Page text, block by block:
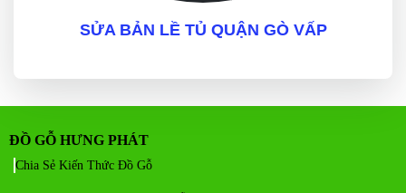
SỬA BẢN LỀ TỦ QUẬN GÒ VẤP
ĐỒ GỖ HƯNG PHÁT
Chia Sẻ Kiến Thức Đồ Gỗ